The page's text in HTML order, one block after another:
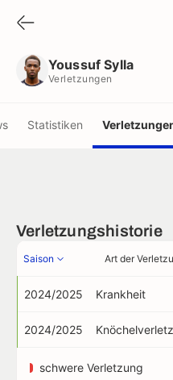
Youssuf Sylla
Verletzungen
Statistiken
Verletzungshistorie
Saison Art der
2024/2025 Krankheit
2024/2025
schwere Verletzung